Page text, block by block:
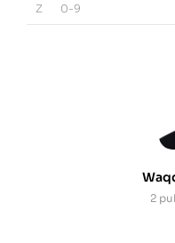
Z 0-9
2